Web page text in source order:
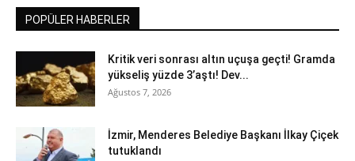
POPÜLER HABERLER
Kritik veri sonrası altın uçuşa geçti! Gramda
yükseliş yüzde 3’aştı! Dev...
Ağustos 7, 2026
İzmir, Menderes Belediye Başkanı İlkay Çiçek
tutuklandı